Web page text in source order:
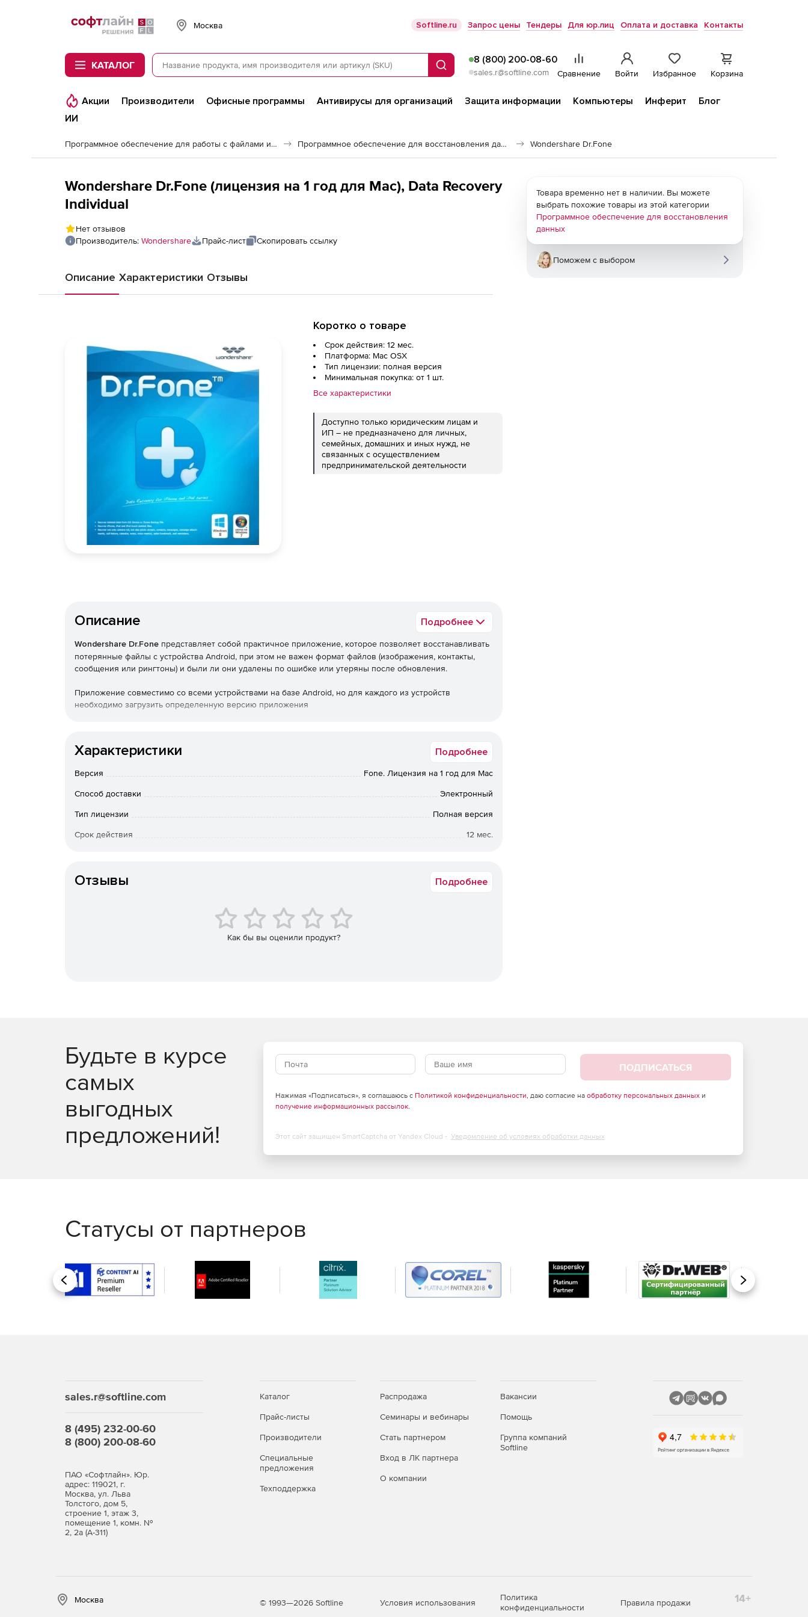
Softline
Москва Softline.ru Запрос цены Тендеры Для юр.лиц Оплата и доставка Контакты
КАТАЛОГ Поиск
8 (800) 200-08-60
sales.r@softline.com Сравнение Войти Избранное Корзина
Акции Производители Офисные программы Антивирусы для организаций Защита информации Компьютеры Инферит
Блог
ИИ
Программное обеспечение для работы с файлами и дисками Программное обеспечение для восстановления данных Wondershare Dr.Fone
Wondershare Dr.Fone (лицензия на 1 год для Mac), Data Recovery
Individual
Нет отзывов
Производитель: Wondershare Прайс-лист Скопировать ссылку
Описание Характеристики Отзывы
Коротко о товаре
Срок действия: 12 мес.
Платформа: Mac OSX
Тип лицензии: полная версия
Минимальная покупка: от 1 шт.
Все характеристики
Доступно только юридическим лицам и
ИП – не предназначено для личных,
семейных, домашних и иных нужд, не
связанных с осуществлением
предпринимательской деятельности
Описание Подробнее
Wondershare Dr.Fone представляет собой практичное приложение, которое позволяет восстанавливать
потерянные файлы с устройства Android, при этом не важен формат файлов (изображения, контакты,
сообщения или рингтоны) и были ли они удалены по ошибке или утеряны после обновления.
Приложение совместимо со всеми устройствами на базе Android, но для каждого из устройств
необходимо загрузить определенную версию приложения
Характеристики Подробнее
Версия Fone. Лицензия на 1 год для Mac
Способ доставки Электронный
Тип лицензии Полная версия
Срок действия 12 мес.
Отзывы Подробнее
Как бы вы оценили продукт?
Товара временно нет в наличии. Вы можете
выбрать похожие товары из этой категории
Программное обеспечение для восстановления
данных
Поможем с выбором
Будьте в курсе
самых
выгодных
предложений!
ПОДПИСАТЬСЯ
Нажимая «Подписаться», я соглашаюсь с Политикой конфиденциальности, даю согласие на обработку персональных данныхи
получение информационных рассылок.
Этот сайт защищен SmartCaptcha от Yandex Cloud - Уведомление об условиях обработки данных
Статусы от партнеров
Назад Вперед
sales.r@softline.com
8 (495) 232-00-60
8 (800) 200-08-60
ПАО «Софтлайн». Юр.
адрес: 119021, г.
Москва, ул. Льва
Толстого, дом 5,
строение 1, этаж 3,
помещение 1, комн. №
2, 2а (А-311)
Каталог
Прайс-листы
Производители
Специальные
предложения
Техподдержка
Распродажа
Семинары и вебинары
Стать партнером
Вход в ЛК партнера
О компании
Вакансии
Помощь
Группа компаний
Softline
Москва © 1993—2026 Softline Условия использования
Политика
конфиденциальности
Правила продажи 14+